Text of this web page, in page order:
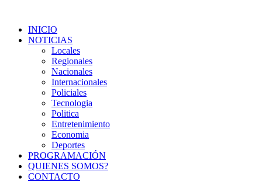
INICIO
NOTICIAS
Locales
Regionales
Nacionales
Internacionales
Policiales
Tecnologia
Politica
Entretenimiento
Economia
Deportes
PROGRAMACIÓN
QUIENES SOMOS?
CONTACTO